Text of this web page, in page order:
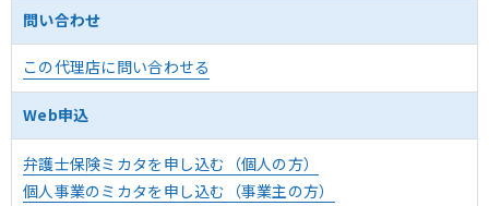
問い合わせ
この代理店に問い合わせる
Web申込
弁護士保険ミカタを申し込む（個人の方）
個人事業のミカタを申し込む（事業主の方）